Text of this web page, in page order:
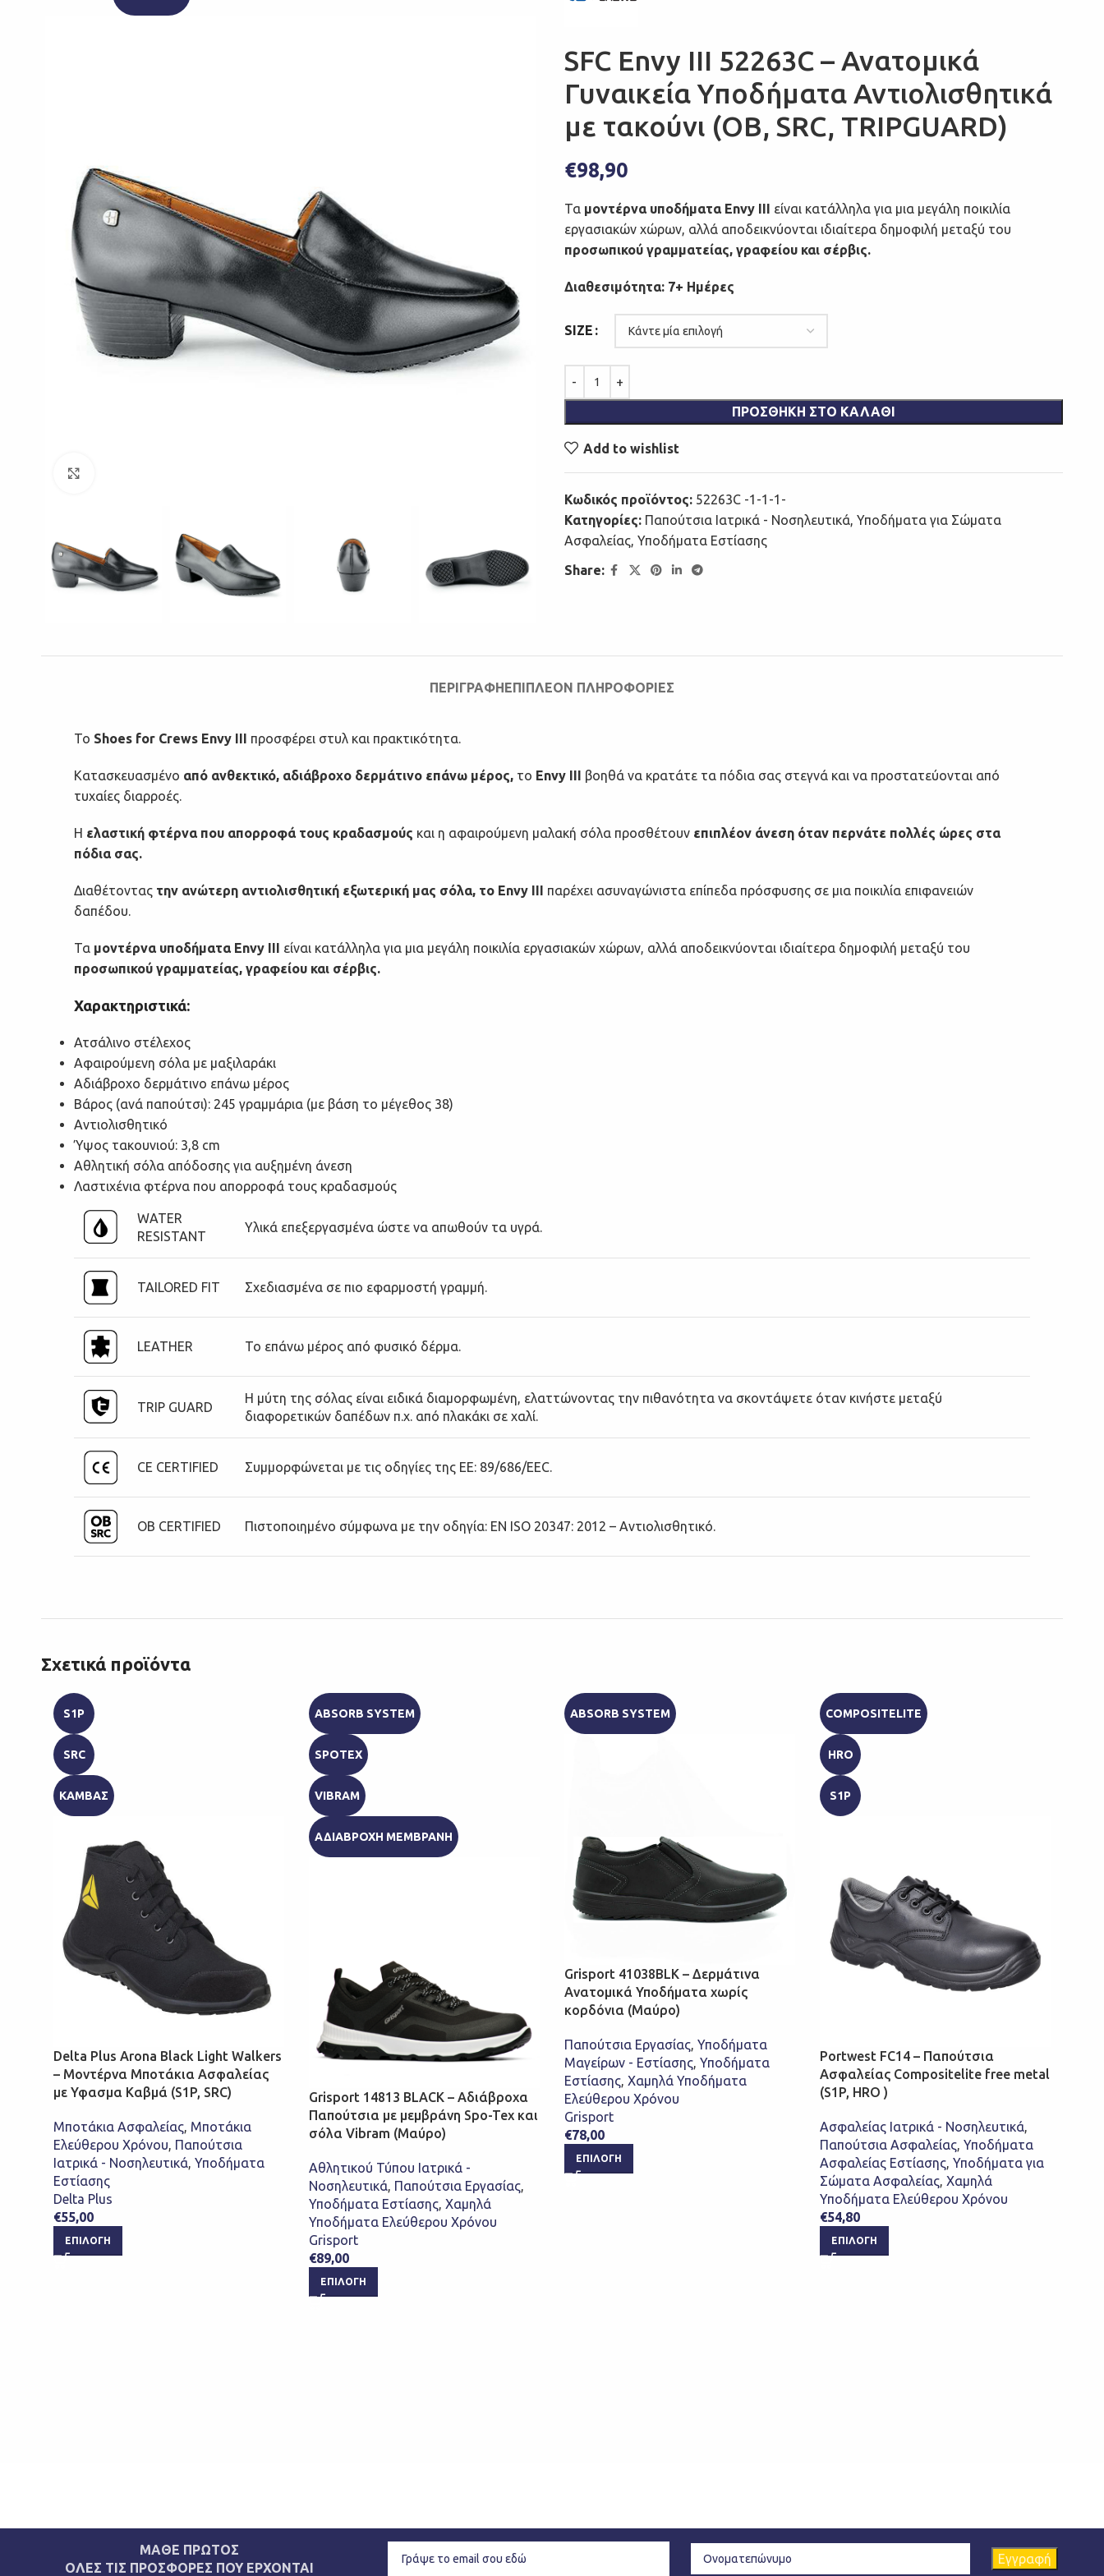
SFC Envy III 52263C – Ανατομικά
Γυναικεία Υποδήματα Αντιολισθητικά
με τακούνι (OB, SRC, TRIPGUARD)
€98,90
Ταμοντέρνα υποδήματα Envy III είναι κατάλληλα για μια μεγάλη ποικιλία
εργασιακών χώρων, αλλά αποδεικνύονται ιδιαίτερα δημοφιλή μεταξύ του
προσωπικού γραμματείας, γραφείου και σέρβις.
Διαθεσιμότητα: 7+ Ημέρες
SIZE
ΠΡΟΣΘΉΚΗ ΣΤΟ ΚΑΛΆΘΙ
Add to wishlist
Κωδικός προϊόντος: 52263C -1-1-1-
Κατηγορίες: Παπούτσια Ιατρικά - Νοσηλευτικά, Υποδήματα για Σώματα
Ασφαλείας, Υποδήματα Εστίασης
Share:
ΠΕΡΙΓΡΑΦΉΕΠΙΠΛΈΟΝ ΠΛΗΡΟΦΟΡΊΕΣ
Το Shoes for Crews Envy III προσφέρει στυλ και πρακτικότητα.
Κατασκευασμένο από ανθεκτικό, αδιάβροχο δερμάτινο επάνω μέρος, το Envy III βοηθά να κρατάτε τα πόδια σας στεγνά και να προστατεύονται από
τυχαίες διαρροές.
Η ελαστική φτέρνα που απορροφά τους κραδασμούς και η αφαιρούμενη μαλακή σόλα προσθέτουν επιπλέον άνεση όταν περνάτε πολλές ώρες στα
πόδια σας.
Διαθέτοντας την ανώτερη αντιολισθητική εξωτερική μας σόλα, το Envy III παρέχει ασυναγώνιστα επίπεδα πρόσφυσης σε μια ποικιλία επιφανειών
δαπέδου.
Τα μοντέρνα υποδήματα Envy III είναι κατάλληλα για μια μεγάλη ποικιλία εργασιακών χώρων, αλλά αποδεικνύονται ιδιαίτερα δημοφιλή μεταξύ του
προσωπικού γραμματείας, γραφείου και σέρβις.
Χαρακτηριστικά:
Ατσάλινο στέλεχος
Αφαιρούμενη σόλα με μαξιλαράκι
Αδιάβροχο δερμάτινο επάνω μέρος
Βάρος (ανά παπούτσι): 245 γραμμάρια (με βάση το μέγεθος 38)
Αντιολισθητικό
Ύψος τακουνιού: 3,8 cm
Αθλητική σόλα απόδοσης για αυξημένη άνεση
Λαστιχένια φτέρνα που απορροφά τους κραδασμούς
WATER
RESISTANT
Υλικά επεξεργασμένα ώστε να απωθούν τα υγρά.
TAILORED FIT Σχεδιασμένα σε πιο εφαρμοστή γραμμή.
LEATHER Το επάνω μέρος από φυσικό δέρμα.
TRIP GUARD
Η μύτη της σόλας είναι ειδικά διαμορφωμένη, ελαττώνοντας την πιθανότητα να σκοντάψετε όταν κινήστε μεταξύ
διαφορετικών δαπέδων π.χ. από πλακάκι σε χαλί.
CE CERTIFIED Συμμορφώνεται με τις οδηγίες της ΕΕ: 89/686/EEC.
OB CERTIFIED Πιστοποιημένο σύμφωνα με την οδηγία: EN ISO 20347: 2012 – Αντιολισθητικό.
Σχετικά προϊόντα
S1P
SRC
ΚΑΜΒΑΣ
Delta Plus Arona Black Light Walkers
– Μοντέρνα Μποτάκια Ασφαλείας
με Υφασμα Καβμά (S1P, SRC)
Μποτάκια Ασφαλείας, Μποτάκια
Ελεύθερου Χρόνου, Παπούτσια
Ιατρικά - Νοσηλευτικά, Υποδήματα
Εστίασης
Delta Plus
€55,00
ΕΠΙΛΟΓΉ
ABSORB SYSTEM
SPOTEX
VIBRAM
ΑΔΙΑΒΡΟΧΗ ΜΕΜΒΡΑΝΗ
Grisport 14813 BLACK – Αδιάβροχα
Παπούτσια με μεμβράνη Spo-Tex και
σόλα Vibram (Μαύρο)
Αθλητικού Τύπου Ιατρικά -
Νοσηλευτικά, Παπούτσια Εργασίας,
Υποδήματα Εστίασης, Χαμηλά
Υποδήματα Ελεύθερου Χρόνου
Grisport
€89,00
ΕΠΙΛΟΓΉ
ABSORB SYSTEM
Grisport 41038BLK – Δερμάτινα
Ανατομικά Υποδήματα χωρίς
κορδόνια (Μαύρο)
Παπούτσια Εργασίας, Υποδήματα
Μαγείρων - Εστίασης, Υποδήματα
Εστίασης, Χαμηλά Υποδήματα
Ελεύθερου Χρόνου
Grisport
€78,00
ΕΠΙΛΟΓΉ
COMPOSITELITE
HRO
S1P
Portwest FC14 – Παπούτσια
Ασφαλείας Compositelite free metal
(S1P, HRO )
Ασφαλείας Ιατρικά - Νοσηλευτικά,
Παπούτσια Ασφαλείας, Υποδήματα
Ασφαλείας Εστίασης, Υποδήματα για
Σώματα Ασφαλείας, Χαμηλά
Υποδήματα Ελεύθερου Χρόνου
€54,80
ΕΠΙΛΟΓΉ
ΜΑΘΕ ΠΡΩΤΟΣ
ΟΛΕΣ ΤΙΣ ΠΡΟΣΦΟΡΕΣ ΠΟΥ ΕΡΧΟΝΤΑΙ